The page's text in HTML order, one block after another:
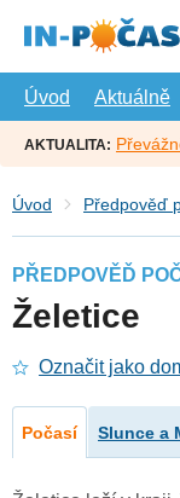
hlavní
Úvod
Aktuálně
AKTUALITA:
Úvod Předpověď
PŘEDPOVĚĎ
Želetice
Označit jako
Počasí Slunce a